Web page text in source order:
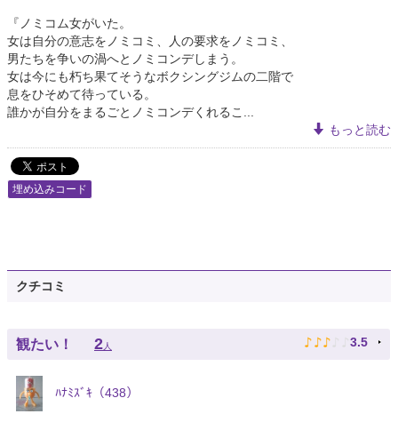
『ノミコム女がいた。
女は自分の意志をノミコミ、人の要求をノミコミ、
男たちを争いの渦へとノミコンデしまう。
女は今にも朽ち果てそうなボクシングジムの二階で
息をひそめて待っている。
誰かが自分をまるごとノミコンデくれるこ...
もっと読む
埋め込みコード
クチコミ
観たい！ 2人 ♪ ♪ ♪ ♪ ♪ 3.5
ﾊﾅﾐｽﾞｷ（438）